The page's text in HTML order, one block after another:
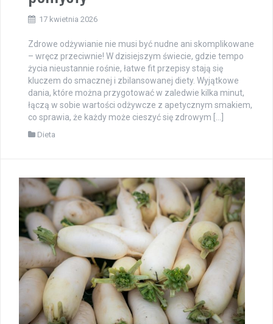
17 kwietnia 2026
Zdrowe odżywianie nie musi być nudne ani skomplikowane
– wręcz przeciwnie! W dzisiejszym świecie, gdzie tempo
życia nieustannie rośnie, łatwe fit przepisy stają się
kluczem do smacznej i zbilansowanej diety. Wyjątkowe
dania, które można przygotować w zaledwie kilka minut,
łączą w sobie wartości odżywcze z apetycznym smakiem,
co sprawia, że każdy może cieszyć się zdrowym […]
Dieta